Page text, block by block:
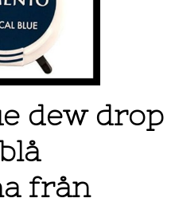
dew drop
från